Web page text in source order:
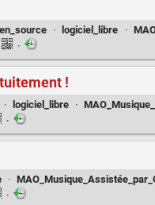
· logiciel_libre ·
·
!
· logiciel_libre ·
·
·
·